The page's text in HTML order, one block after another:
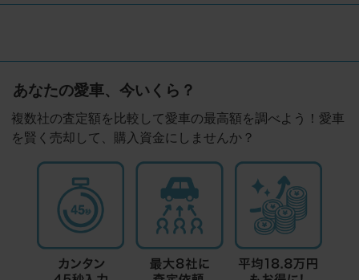
あなたの愛車、今いくら？
複数社の査定額を比較して愛車の最高額を調べよう！愛車
を賢く売却して、購入資金にしませんか？